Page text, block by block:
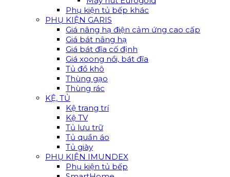
Phụ kiện tủ bếp khác
PHỤ KIỆN GARIS
Giá nâng hạ điện cảm ứng cao cấp
Giá bát nâng hạ
Giá bát đĩa cố định
Giá xoong nồi, bát đĩa
Tủ đồ khô
Thùng gạo
Thùng rác
KỆ, TỦ
Kệ trang trí
Kệ TV
Tủ lưu trữ
Tủ quần áo
Tủ giày
PHỤ KIỆN IMUNDEX
Phụ kiện tủ bếp